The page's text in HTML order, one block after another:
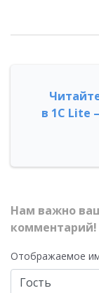
в 1С Lite
Нам важно
комментарий!
Отображаемое